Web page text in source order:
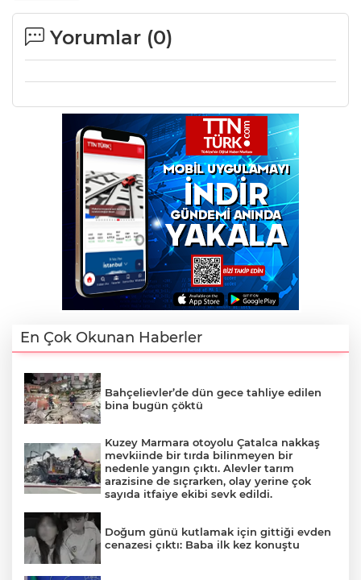
Yorumlar (0)
En Çok Okunan Haberler
Bahçelievler’de dün gece tahliye edilen
bina bugün çöktü
Kuzey Marmara otoyolu Çatalca nakkaş
mevkiinde bir tırda bilinmeyen bir
nedenle yangın çıktı. Alevler tarım
arazisine de sıçrarken, olay yerine çok
sayıda itfaiye ekibi sevk edildi.
Doğum günü kutlamak için gittiği evden
cenazesi çıktı: Baba ilk kez konuştu